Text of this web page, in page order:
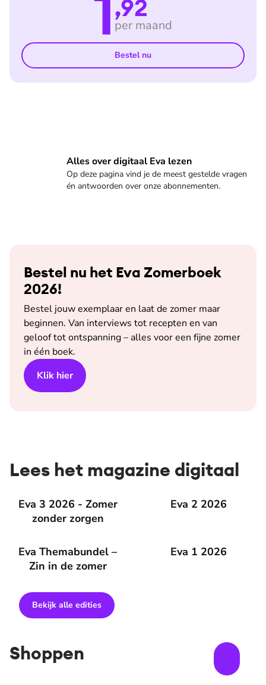
,92
per maand
Bestel nu
Alles over digitaal Eva lezen
Op deze pagina vind je de meest gestelde vragen
én antwoorden over onze abonnementen.
Veelgestelde vragen
Bestel nu het Eva Zomerboek
2026!
Bestel jouw exemplaar en laat de zomer maar
beginnen. Van interviews tot recepten en van
geloof tot ontspanning – alles voor een fijne zomer
in één boek.
Klik hier
Lees het magazine digitaal
Eva 3 2026 - Zomer
zonder zorgen
Eva 3 2026 - Zomer zonder zorgen Eva 2 2026
Eva 2 2026
Eva Themabundel –
Zin in de zomer
Eva Themabundel – Zin in de zomer Eva 1 2026
Eva 1 2026
Bekijk alle edities
Shoppen